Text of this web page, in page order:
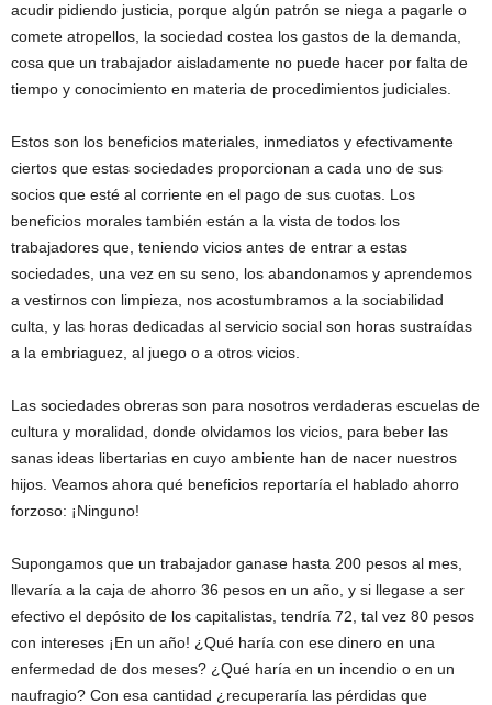
acudir pidiendo justicia, porque algún patrón se niega a pagarle o
comete atropellos, la sociedad costea los gastos de la demanda,
cosa que un trabajador aisladamente no puede hacer por falta de
tiempo y conocimiento en materia de procedimientos judiciales.
Estos son los beneficios materiales, inmediatos y efectivamente
ciertos que estas sociedades proporcionan a cada uno de sus
socios que esté al corriente en el pago de sus cuotas. Los
beneficios morales también están a la vista de todos los
trabajadores que, teniendo vicios antes de entrar a estas
sociedades, una vez en su seno, los abandonamos y aprendemos
a vestirnos con limpieza, nos acostumbramos a la sociabilidad
culta, y las horas dedicadas al servicio social son horas sustraídas
a la embriaguez, al juego o a otros vicios.
Las sociedades obreras son para nosotros verdaderas escuelas de
cultura y moralidad, donde olvidamos los vicios, para beber las
sanas ideas libertarias en cuyo ambiente han de nacer nuestros
hijos. Veamos ahora qué beneficios reportaría el hablado ahorro
forzoso: ¡Ninguno!
Supongamos que un trabajador ganase hasta 200 pesos al mes,
llevaría a la caja de ahorro 36 pesos en un año, y si llegase a ser
efectivo el depósito de los capitalistas, tendría 72, tal vez 80 pesos
con intereses ¡En un año! ¿Qué haría con ese dinero en una
enfermedad de dos meses? ¿Qué haría en un incendio o en un
naufragio? Con esa cantidad ¿recuperaría las pérdidas que